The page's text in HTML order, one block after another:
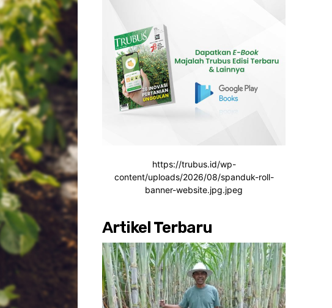
https://trubus.id/wp-
content/uploads/2026/08/spanduk-roll-
banner-website.jpg.jpeg
Artikel Terbaru